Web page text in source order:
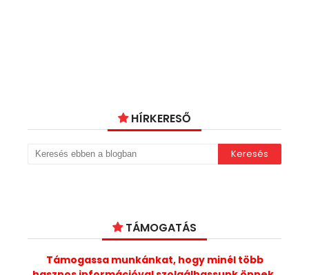
HÍRKERESŐ
TÁMOGATÁS
Támogassa munkánkat, hogy minél több